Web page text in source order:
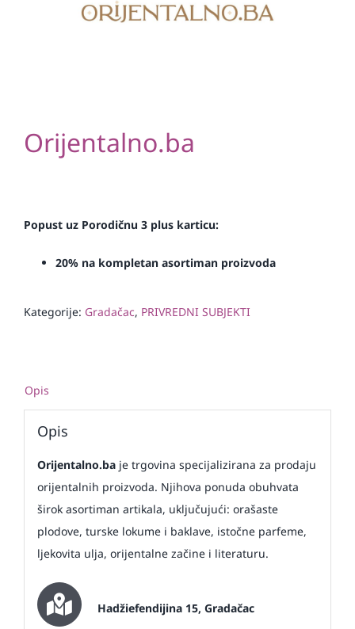
Orijentalno.ba
Popust uz Porodičnu 3 plus karticu:
20% na kompletan asortiman proizvoda
Kategorije: Gradačac, PRIVREDNI SUBJEKTI
Opis
Opis
Orijentalno.baje trgovina specijalizirana za prodaju
orijentalnih proizvoda. Njihova ponuda obuhvata
širok asortiman artikala, uključujući: orašaste
plodove, turske lokume i baklave, istočne parfeme,
ljekovita ulja, orijentalne začine i literaturu.
Hadžiefendijina 15, Gradačac